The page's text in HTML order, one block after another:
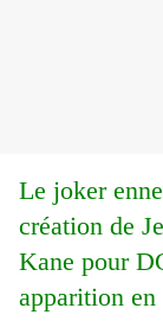
Le joker
création de
Kane pour
apparition